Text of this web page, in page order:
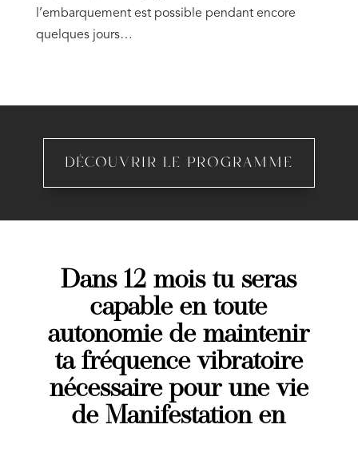
l’embarquement est possible pendant encore
quelques jours…
DÉCOUVRIR LE PROGRAMME
Dans 12 mois tu seras
capableen toute
autonomie de maintenir
ta fréquence vibratoire
nécessaire pour une vie
de Manifestation en